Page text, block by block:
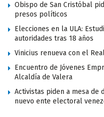
Obispo de San Cristóbal
presos políticos
Elecciones en la ULA:
autoridades tras 18 años
Vinicius renueva con el
Encuentro de Jóvenes
Alcaldía de Valera
Activistas piden a mesa de
nuevo ente electoral